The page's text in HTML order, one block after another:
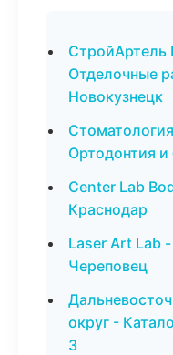
СтройАртель
Отделочные
Новокузнецк
Ортодонтия
Center Lab
Краснодар
Laser Art Lab
Череповец
округ -
3